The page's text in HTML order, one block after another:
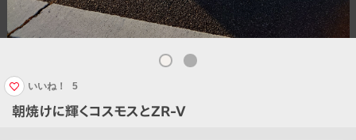
朝焼けに輝くコスモスとZR-V
いいね！ 5